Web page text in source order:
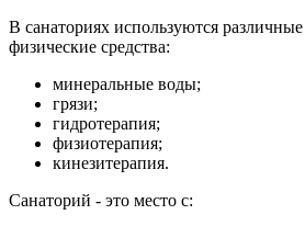
В санаториях используются
физические средства:
минеральные воды;
грязи;
гидротерапия;
физиотерапия;
кинезитерапия.
Санаторий - это место с: